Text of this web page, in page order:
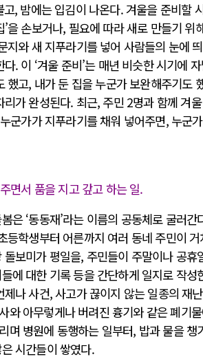
, 밤에는 입김이 나온다. 겨울을 준비할
’을 손보거나, 필요에 따라 새로 만들기
지와 새 지푸라기를 넣어 사람들의 눈에
. 이 ‘겨울 준비’는 매년 비슷한 시기에
했고, 내가 둔 집을 누군가 보완해주기도
리가 완성된다. 최근, 주민 2명과 함께 겨
군가가 지푸라기를 채워 넣어주면, 누군
면서 품을 지고 갚고 하는 일.
은 ‘동동재’라는 이름의 공동체로 굴러
등학생부터 어른까지 여러 동네 주민이
보미가 평일을, 주민들이 주말이나 공
에 대한 기록 등을 간단하게 일지로 작
나 사건, 사고가 끊이지 않는 일종의 재
와 아무렇게나 버려진 흉기와 같은 폐기
며 병원에 동행하는 일부터, 밥과 물을
시간들이 쌓였다.